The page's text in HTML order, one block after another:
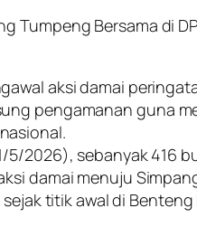
Tumpeng Bersama di
aksi damai
pengamanan guna
2026), sebanyak 416
damai menuju
titik awal di